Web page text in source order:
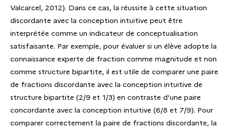
Valcarcel, 2012). Dans ce cas, la réussite à cette situation
discordante avec la conception intuitive peut être
interprétée comme un indicateur de conceptualisation
satisfaisante. Par exemple, pour évaluer si un élève adopte la
connaissance experte de fraction comme magnitude et non
comme structure bipartite, il est utile de comparer une paire
de fractions discordante avec la conception intuitive de
structure bipartite (2/9 et 1/3) en contraste d’une paire
concordante avec la conception intuitive (6/8 et 7/9). Pour
comparer correctement la paire de fractions discordante, la